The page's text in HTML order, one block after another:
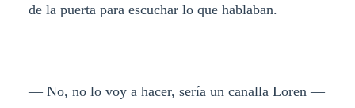
de la puerta para escuchar lo que hablaban.
— No, no lo voy a hacer, sería un canalla Loren —